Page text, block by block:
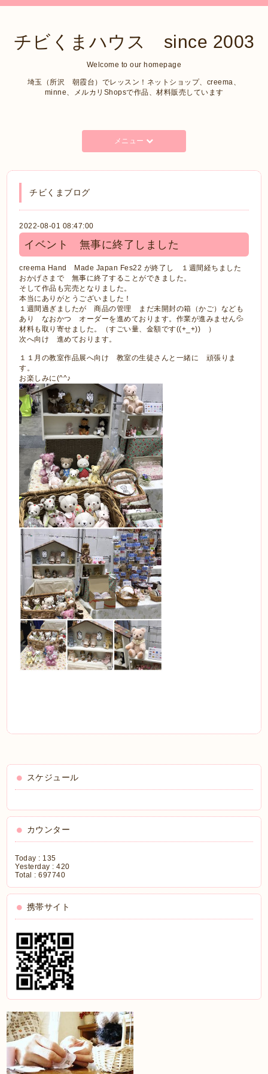
チビくまハウス since 2003
Welcome to our homepage
埼玉（所沢 朝霞台）でレッスン！ネットショップ、creema、
minne、メルカリShopsで作品、材料販売しています
メニュー
チビくまブログ
2022-08-01 08:47:00
イベント 無事に終了しました
creema Hand Made Japan Fes22 が終了し １週間経ちました
おかげさまで 無事に終了することができました。
そして作品も完売となりました。
本当にありがとうございました！
１週間過ぎましたが 商品の管理 まだ未開封の箱（かご）なども
あり なおかつ オーダーを進めております。作業が進みません💦
材料も取り寄せました。（すごい量、金額です((+_+)) ）
次へ向け 進めております。
１１月の教室作品展へ向け 教室の生徒さんと一緒に 頑張りま
す。
お楽しみに(^^♪
スケジュール
カウンター
Today : 135
Yesterday :420
Total :697740
携帯サイト